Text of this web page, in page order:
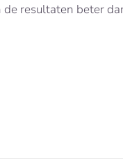
de resultaten beter